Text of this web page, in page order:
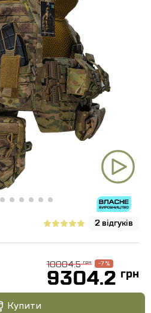
2 відгуків
10004.5грн -7 %
9304.2 грн
Купити